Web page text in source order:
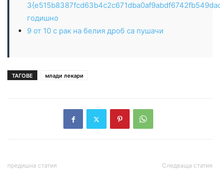
годишно
9 от 10 с рак на белия дроб са пушачи
ТАГОВЕ млади лекари
предишна статия Следваща статия